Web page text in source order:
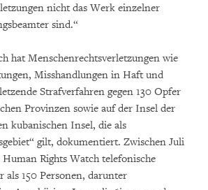
nicht das Werk einzelner
sind.“
hat Menschenrechtsverletzungen wie
Misshandlungen in Haft und
Strafverfahren gegen 130 Opfer
Provinzen sowie auf der Insel der
kubanischen Insel, die als
gilt, dokumentiert. Zwischen Juli
Rights Watch telefonische
150 Personen, darunter